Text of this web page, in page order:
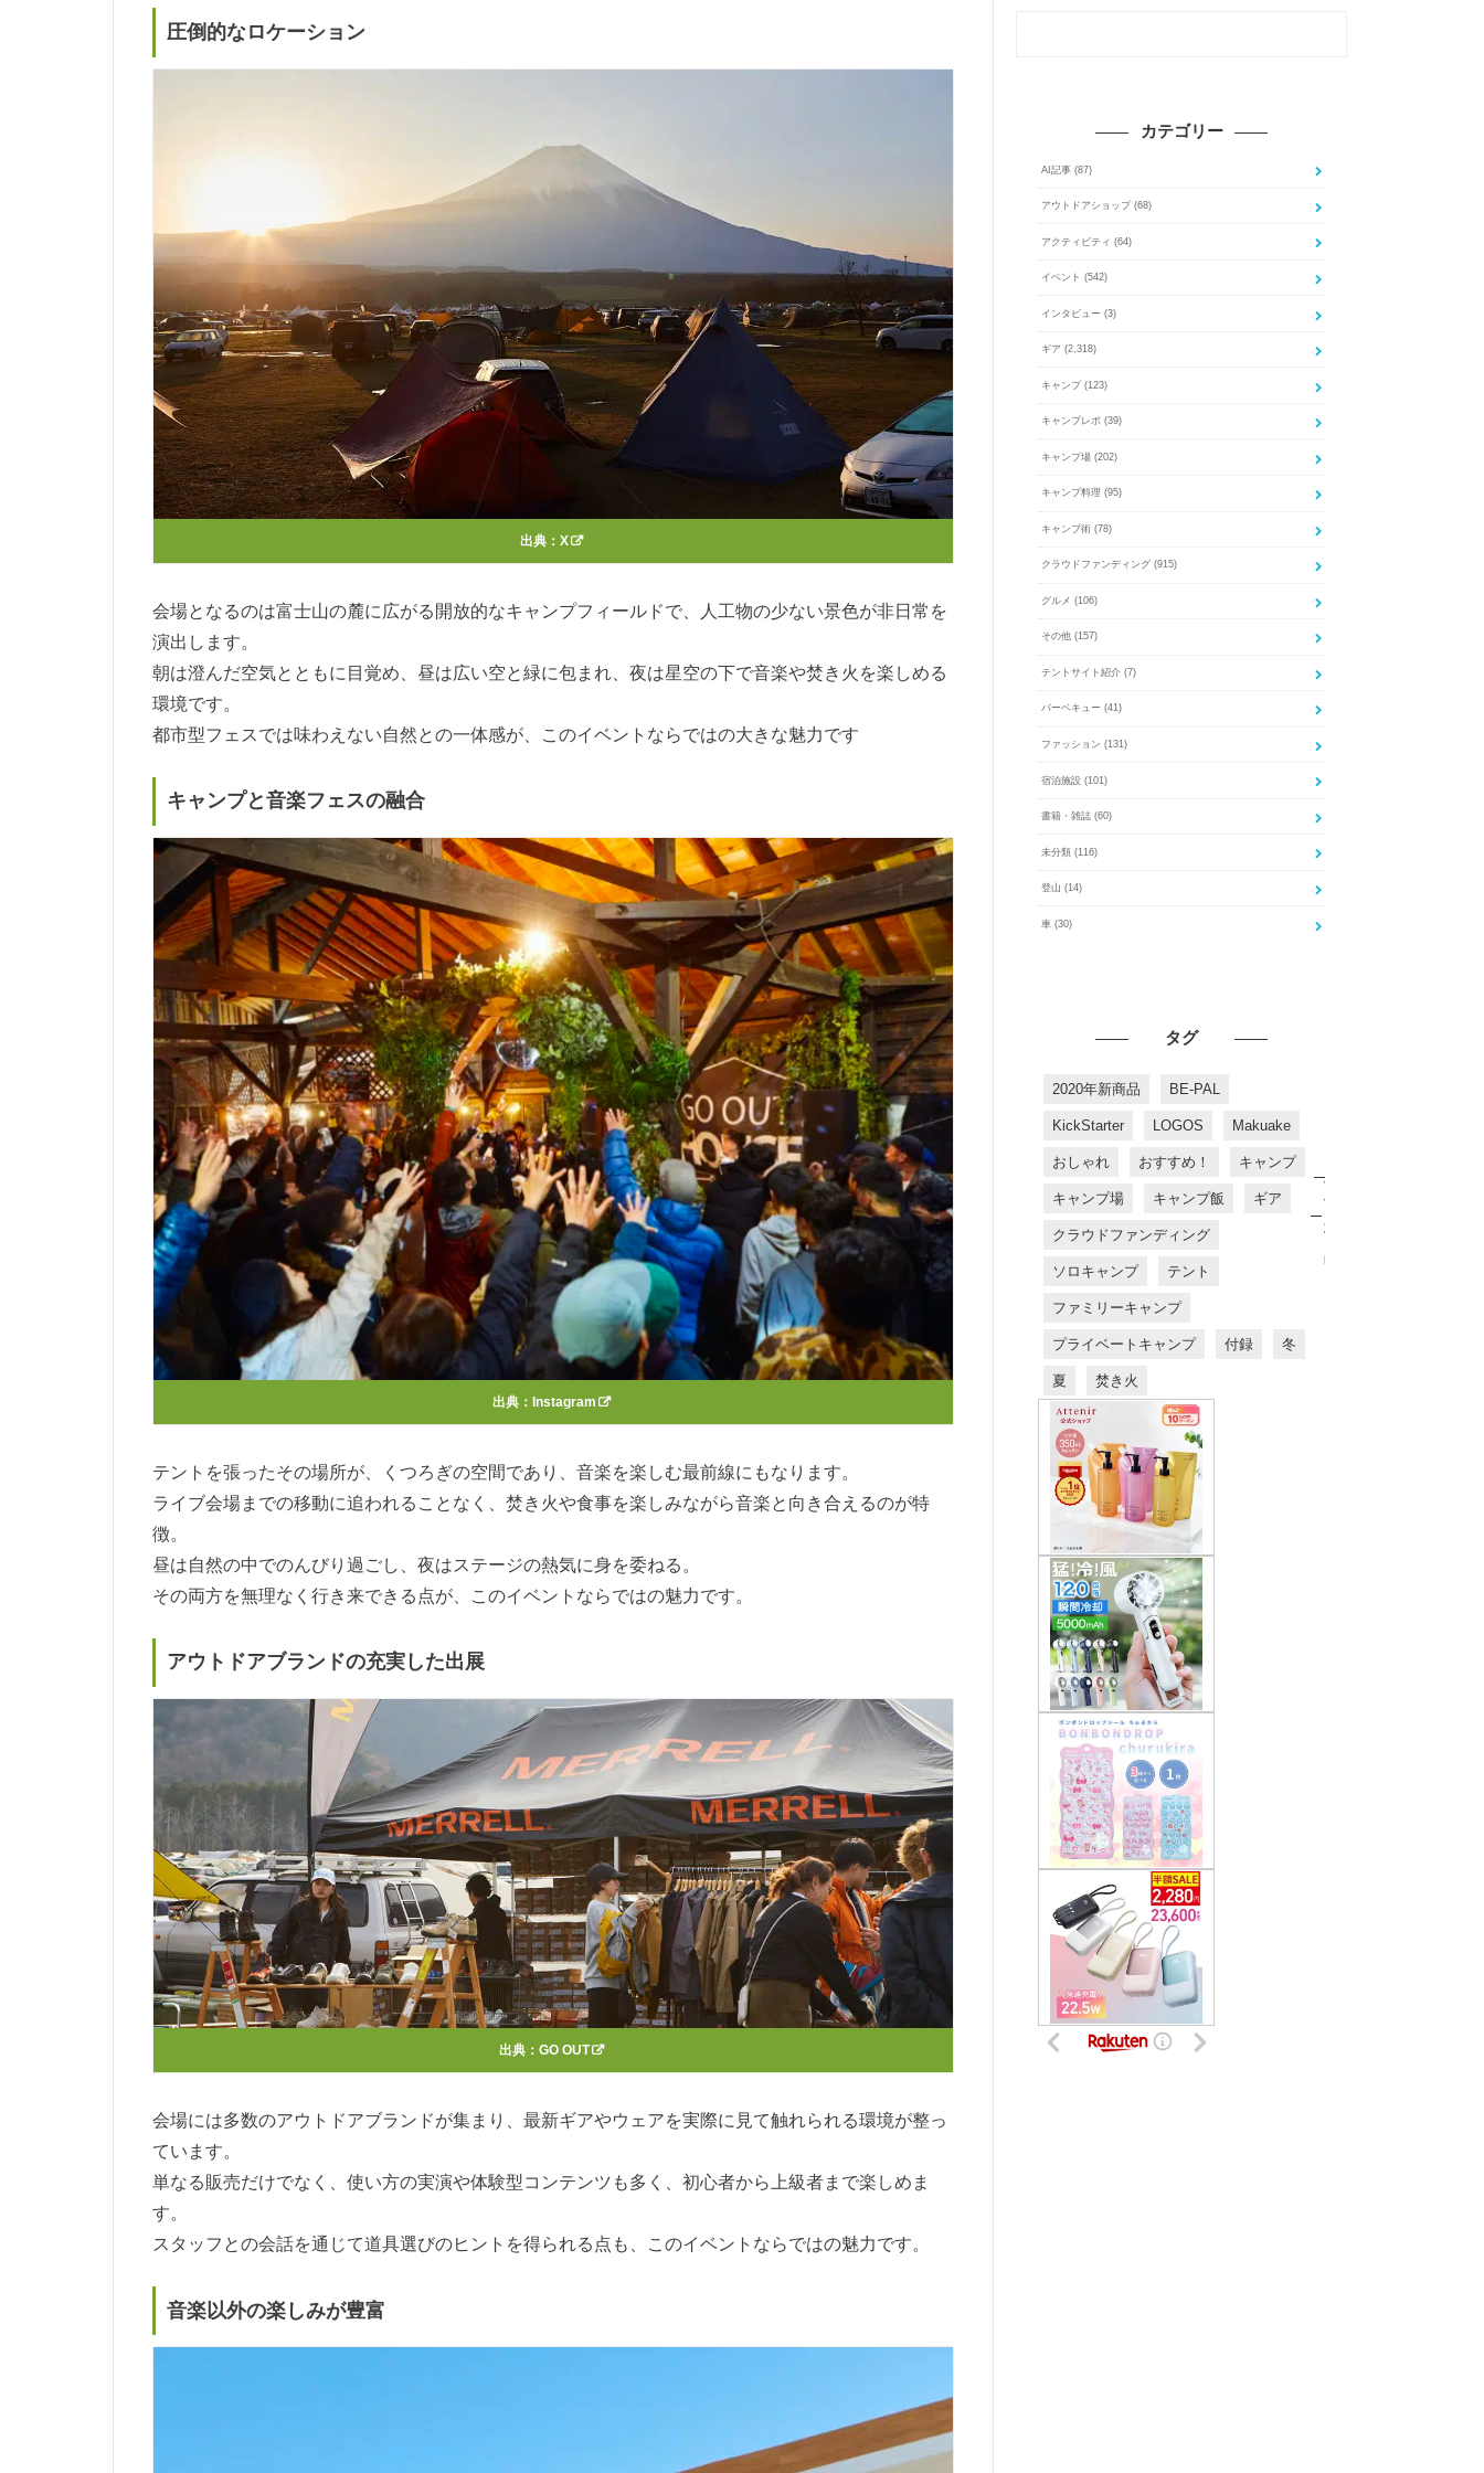
圧倒的なロケーション
出典：X
会場となるのは富士山の麓に広がる開放的なキャンプフィールドで、人工物の少ない景色が非日常を
演出します。
朝は澄んだ空気とともに目覚め、昼は広い空と緑に包まれ、夜は星空の下で音楽や焚き火を楽しめる
環境です。
都市型フェスでは味わえない自然との一体感が、このイベントならではの大きな魅力です
キャンプと音楽フェスの融合
出典： Instagram
テントを張ったその場所が、くつろぎの空間であり、音楽を楽しむ最前線にもなります。
ライブ会場までの移動に追われることなく、焚き火や食事を楽しみながら音楽と向き合えるのが特
徴。
昼は自然の中でのんびり過ごし、夜はステージの熱気に身を委ねる。
その両方を無理なく行き来できる点が、このイベントならではの魅力です。
アウトドアブランドの充実した出展
出典：GO OUT
会場には多数のアウトドアブランドが集まり、最新ギアやウェアを実際に見て触れられる環境が整っ
ています。
単なる販売だけでなく、使い方の実演や体験型コンテンツも多く、初心者から上級者まで楽しめま
す。
スタッフとの会話を通じて道具選びのヒントを得られる点も、このイベントならではの魅力です。
音楽以外の楽しみが豊富
カテゴリー
AI記事 (87)
アウトドアショップ (68)
アクティビティ (64)
イベント (542)
インタビュー (3)
ギア (2,318)
キャンプ (123)
キャンプレポ (39)
キャンプ場 (202)
キャンプ料理 (95)
キャンプ術 (78)
クラウドファンディング (915)
グルメ (106)
その他 (157)
テントサイト紹介 (7)
バーベキュー (41)
ファッション (131)
宿泊施設 (101)
書籍・雑誌 (60)
未分類 (116)
登山 (14)
車 (30)
タグ
2020年新商品 BE-PAL
KickStarter LOGOS Makuake
おしゃれ おすすめ！ キャンプ
キャンプ場 キャンプ飯 ギア
クラウドファンディング
ソロキャンプ テント
ファミリーキャンプ
プライベートキャンプ 付録 冬
夏 焚き火
す
す
め
商
品